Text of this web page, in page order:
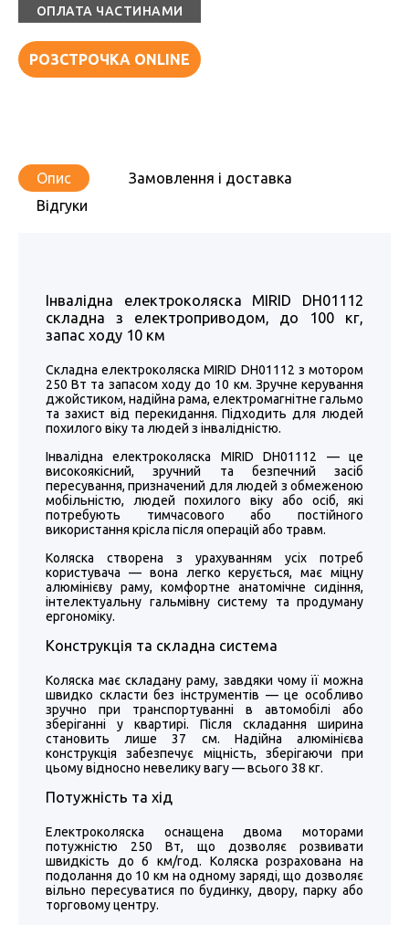
ОПЛАТА ЧАСТИНАМИ
РОЗСТРОЧКА ONLINE
Опис
Замовлення і доставка
Відгуки
Інвалідна електроколяска MIRID DH01112
складна з електроприводом, до 100 кг,
запас ходу 10 км
Складна електроколяска MIRID DH01112 з мотором
250 Вт та запасом ходу до 10 км. Зручне керування
джойстиком, надійна рама, електромагнітне гальмо
та захист від перекидання. Підходить для людей
похилого віку та людей з інвалідністю.
Інвалідна електроколяска MIRID DH01112 — це
високоякісний, зручний та безпечний засіб
пересування, призначений для людей з обмеженою
мобільністю, людей похилого віку або осіб, які
потребують тимчасового або постійного
використання крісла після операцій або травм.
Коляска створена з урахуванням усіх потреб
користувача — вона легко керується, має міцну
алюмінієву раму, комфортне анатомічне сидіння,
інтелектуальну гальмівну систему та продуману
ергономіку.
Конструкція та складна система
Коляска має складану раму, завдяки чому її можна
швидко скласти без інструментів — це особливо
зручно при транспортуванні в автомобілі або
зберіганні у квартирі. Після складання ширина
становить лише 37 см. Надійна алюмінієва
конструкція забезпечує міцність, зберігаючи при
цьому відносно невелику вагу — всього 38 кг.
Потужність та хід
Електроколяска оснащена двома моторами
потужністю 250 Вт, що дозволяє розвивати
швидкість до 6 км/год. Коляска розрахована на
подолання до 10 км на одному заряді, що дозволяє
вільно пересуватися по будинку, двору, парку або
торговому центру.